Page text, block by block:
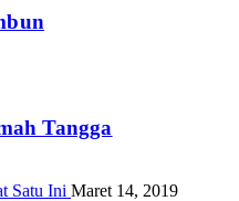
Tangga
Maret 14, 2019